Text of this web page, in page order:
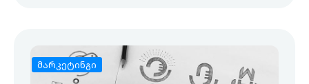
მარკეტინგი